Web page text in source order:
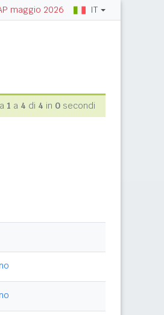
maggio 2026 IT
1 a 4 di 4 in 0 secondi